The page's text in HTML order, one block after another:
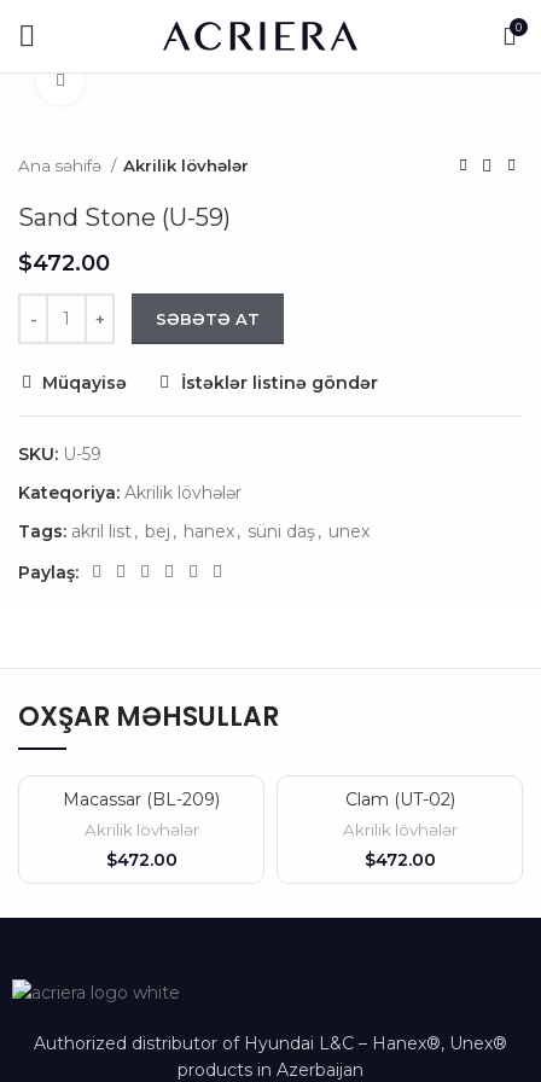
0
Ana səhifə Akrilik lövhələr
Sand Stone (U-59)
$
SƏBƏTƏ AT
Müqayisə İstəklər listinə göndər
SKU: U-59
Kateqoriya: Akrilik lövhələr
Tags: akril list, bej , hanex, süni daş, unex
Paylaş:
OXŞAR MƏHSULLAR
Macassar (BL-209)
Akrilik lövhələr
$
Clam (UT-02)
Akrilik lövhələr
$
Authorized distributor of Hyundai L&C – Hanex®, Unex®
products in Azerbaijan